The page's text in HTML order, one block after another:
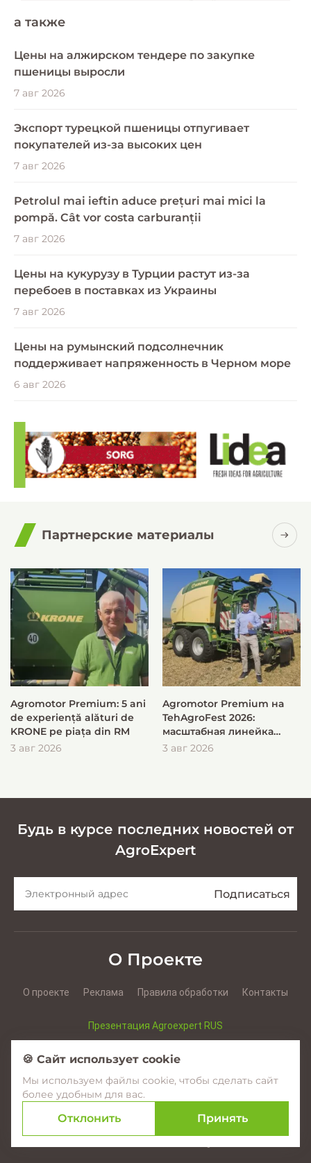
a также
Цены на алжирском тендере по закупке
пшеницы выросли
7 авг 2026
Экспорт турецкой пшеницы отпугивает
покупателей из-за высоких цен
7 авг 2026
Petrolul mai ieftin aduce prețuri mai mici la
pompă. Cât vor costa carburanții
7 авг 2026
Цены на кукурузу в Турции растут из-за
перебоев в поставках из Украины
7 авг 2026
Цены на румынский подсолнечник
поддерживает напряженность в Черном море
6 авг 2026
Партнерские материалы
Agromotor Premium: 5 ani
de experiență alături de
KRONE pe piața din RM
3 авг 2026
Agromotor Premium на
TehAgroFest 2026:
масштабная линейка
KRONE для быстрой и
3 авг 2026
Будь в курсе последних новостей от
AgroExpert
О Проекте
О проекте Реклама Правила обработки Контакты
Презентация Agroexpert RUS
Facebook YouTube Instagram
© 2017–2026 Agroexpert.md
🍪 Сайт использует cookie
Мы используем файлы cookie, чтобы сделать сайт
более удобным для вас.
Отклонить Принять